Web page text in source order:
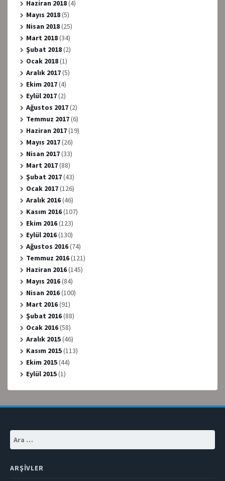
Haziran 2018(4)
Mayıs 2018(5)
Nisan 2018(25)
Mart 2018(34)
Şubat 2018(2)
Ocak 2018(1)
Aralık 2017(5)
Ekim 2017(4)
Eylül 2017(2)
Ağustos 2017(2)
Temmuz 2017(6)
Haziran 2017(19)
Mayıs 2017(26)
Nisan 2017(33)
Mart 2017(88)
Şubat 2017(43)
Ocak 2017(126)
Aralık 2016(46)
Kasım 2016(107)
Ekim 2016(123)
Eylül 2016(130)
Ağustos 2016(74)
Temmuz 2016(121)
Haziran 2016(145)
Mayıs 2016(84)
Nisan 2016(100)
Mart 2016(91)
Şubat 2016(88)
Ocak 2016(58)
Aralık 2015(46)
Kasım 2015(113)
Ekim 2015(44)
Eylül 2015(1)
ARŞIVLER